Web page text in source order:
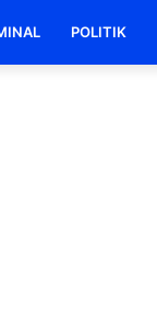
POLITIK